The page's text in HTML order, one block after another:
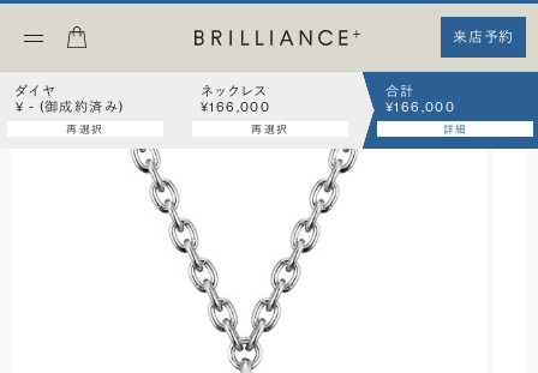
来店予約
ダイヤ
¥ - (御成約済み)
再選択
ネックレス
¥166,000
再選択
合計
¥166,000
詳細